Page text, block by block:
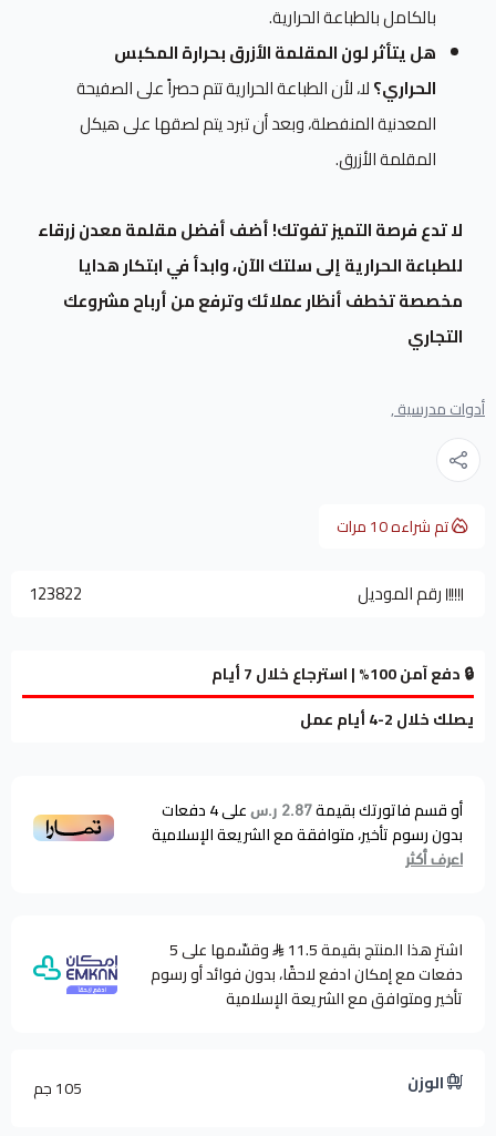
بالكامل بالطباعة الحرارية.
هل يتأثر لون المقلمة الأزرق بحرارة المكبس
الحراري؟لا، لأن الطباعة الحرارية تتم حصراً على الصفيحة
المعدنية المنفصلة، وبعد أن تبرد يتم لصقها على هيكل
المقلمة الأزرق.
لا تدع فرصة التميز تفوتك! أضف أفضل مقلمة معدن زرقاء
للطباعة الحرارية إلى سلتك الآن، وابدأ في ابتكار هدايا
مخصصة تخطف أنظار عملائك وترفع من أرباح مشروعك
التجاري
أدوات مدرسية ,
تم شراءه10مرات
رقم الموديل 123822
🔒 دفع آمن 100% | استرجاع خلال 7 أيام
يصلك خلال 2-4 أيام عمل
أو قسم فاتورتك بقيمة2.87 ر.س على4دفعات
بدون رسوم تأخير، متوافقة مع الشريعة الإسلامية
اعرف أكثر
اشترِ هذا المنتج بقيمة 11.5
وقسّمها على 5
دفعات مع إمكان ادفع لاحقًا، بدون فوائد أو رسوم
تأخير ومتوافق مع الشريعة الإسلامية
الوزن 105 جم